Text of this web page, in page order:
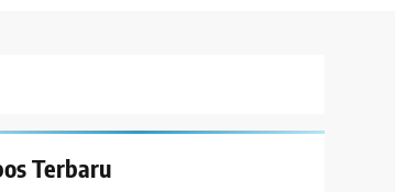
Terbaru